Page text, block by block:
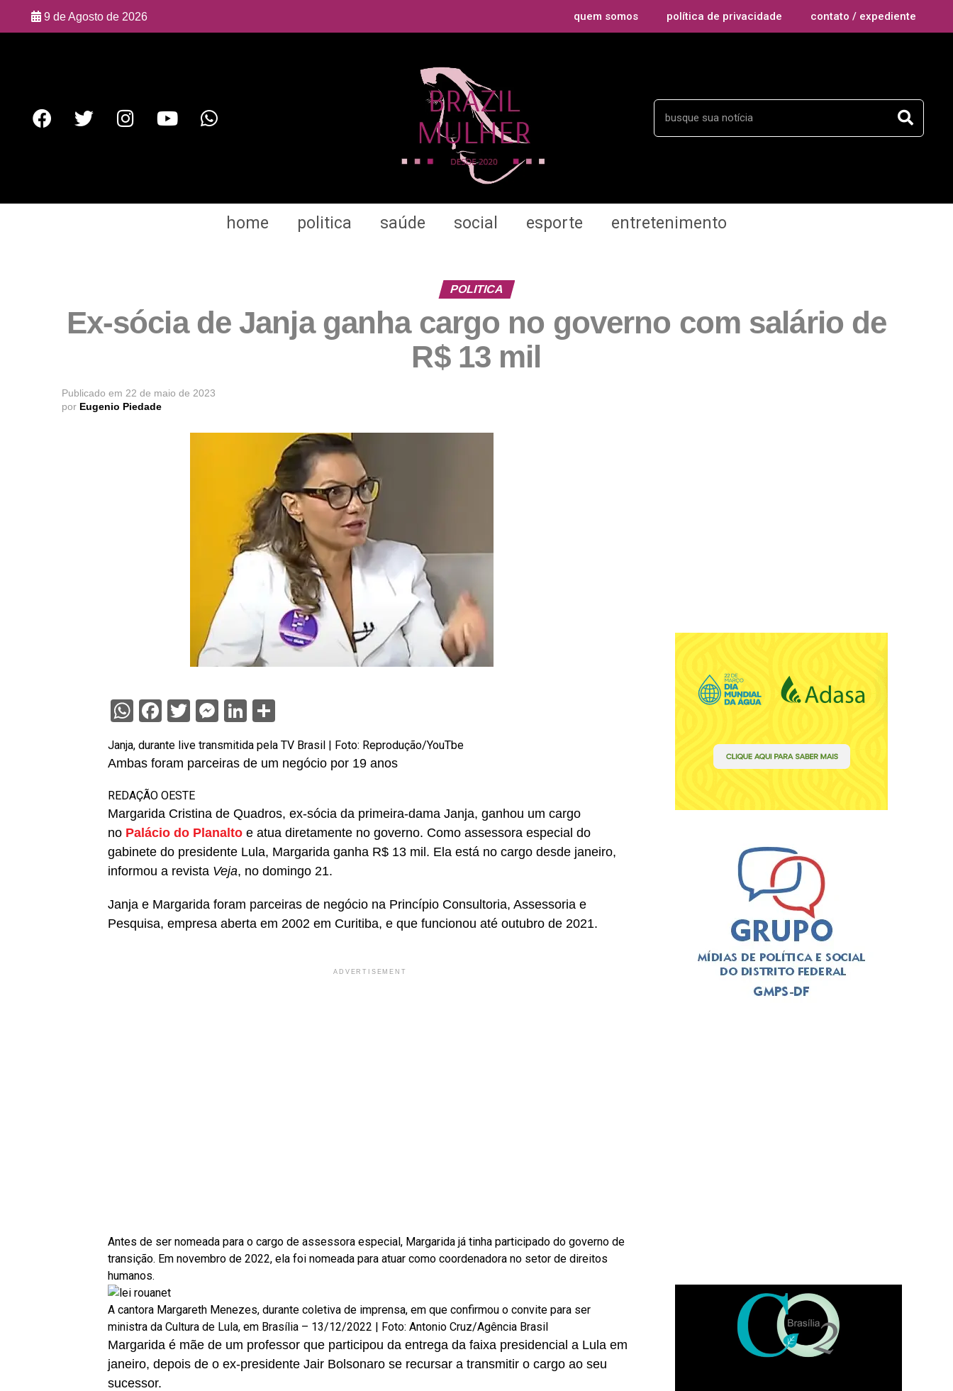
9 de Agosto de 2026 quem somos política de privacidade contato / expediente
home politica saúde social esporte entretenimento
POLITICA
Ex-sócia de Janja ganha cargo no governo com salário de
R$ 13 mil
Publicado em 22 de maio de 2023
por Eugenio Piedade
WhatsApp
Facebook
Twitter
Messenger
LinkedIn
Janja, durante live transmitida pela TV Brasil | Foto: Reprodução/YouTbe
Ambas foram parceiras de um negócio por 19 anos
REDAÇÃO OESTE
Margarida Cristina de Quadros, ex-sócia da primeira-dama Janja, ganhou um cargo
no Palácio do Planalto e atua diretamente no governo. Como assessora especial do
gabinete do presidente Lula, Margarida ganha R$ 13 mil. Ela está no cargo desde janeiro,
informou a revista Veja, no domingo 21.
Janja e Margarida foram parceiras de negócio na Princípio Consultoria, Assessoria e
Pesquisa, empresa aberta em 2002 em Curitiba, e que funcionou até outubro de 2021.
ADVERTISEMENT
Antes de ser nomeada para o cargo de assessora especial, Margarida já tinha participado do governo de
transição. Em novembro de 2022, ela foi nomeada para atuar como coordenadora no setor de direitos
humanos.
A cantora Margareth Menezes, durante coletiva de imprensa, em que confirmou o convite para ser
ministra da Cultura de Lula, em Brasília – 13/12/2022 | Foto: Antonio Cruz/Agência Brasil
Margarida é mãe de um professor que participou da entrega da faixa presidencial a Lula em
janeiro, depois de o ex-presidente Jair Bolsonaro se recursar a transmitir o cargo ao seu
sucessor.